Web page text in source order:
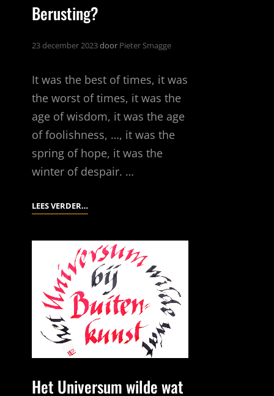
Berusting?
23 december 2023door Pieter Smagge
It was the best of times, it was
the worst of times, it was the
age of wisdom, it was the age
of foolishness, …, it was the
spring of hope, it was the
winter of despair. …
LEES VERDER…BERUSTING?
Het Universum wilde wat